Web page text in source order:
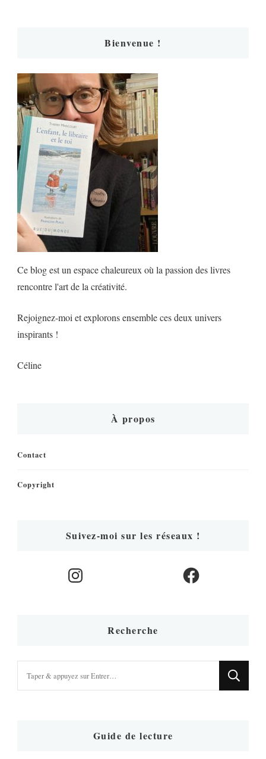
Bienvenue !
Ce blog est un espace chaleureux où la passion des livres
rencontre l'art de la créativité.
Rejoignez-moi et explorons ensemble ces deux univers
inspirants !
Céline
À propos
Contact
Copyright
Suivez-moi sur les réseaux !
Instagram Facebook
Recherche
recherchiez
Guide de lecture